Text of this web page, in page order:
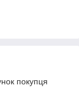
покупця